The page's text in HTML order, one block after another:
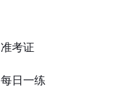
准考证
每日一练